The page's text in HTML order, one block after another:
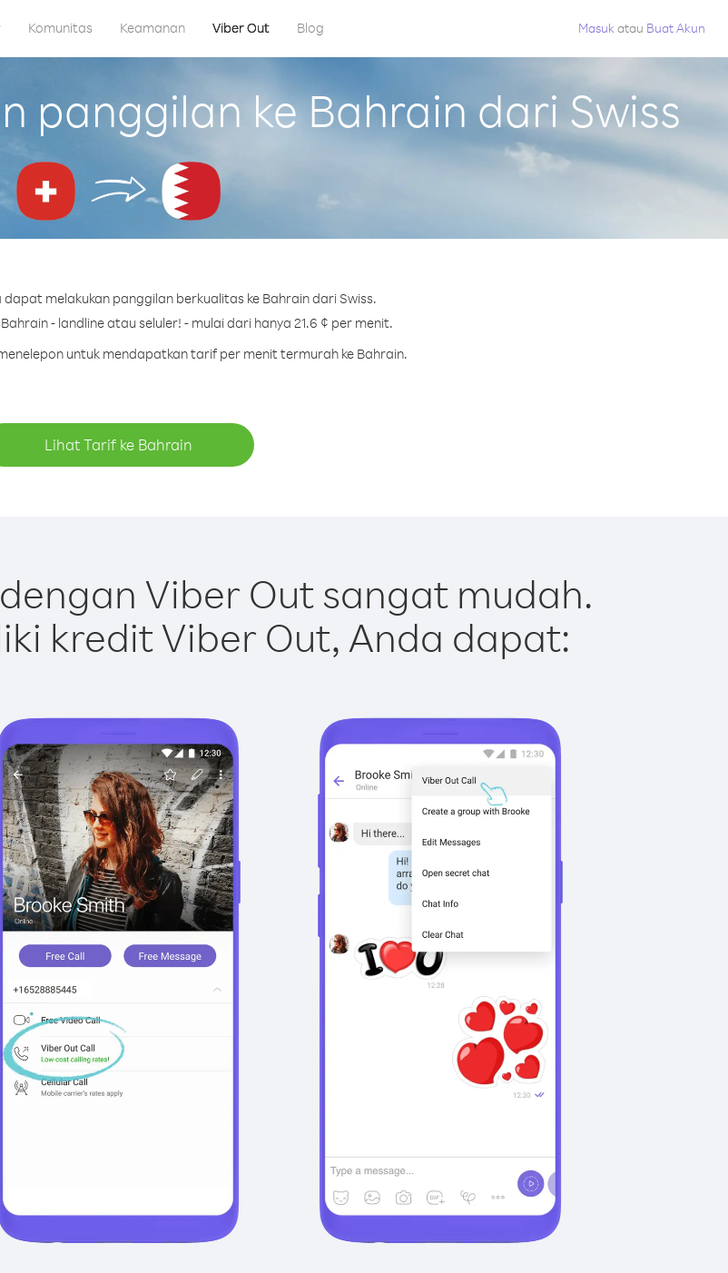
Komunitas Keamanan Viber Out Blog Masuk atau Buat Akun
panggilan ke Bahrain dari Swiss
dapat melakukan panggilan berkualitas ke Bahrain dari Swiss.
- landline atau seluler! - mulai dari hanya 21.6 ¢ per menit.
untuk mendapatkan tarif per menit termurah ke Bahrain.
Lihat Tarif ke Bahrain
Viber Out sangat mudah.
kredit Viber Out, Anda dapat: